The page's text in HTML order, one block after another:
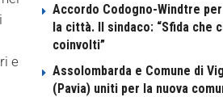
Accordo Codogno-Windtre
la città. Il sindaco: “Sfida che
coinvolti”
Assolombarda e Comune di
(Pavia) uniti per la nuova
e